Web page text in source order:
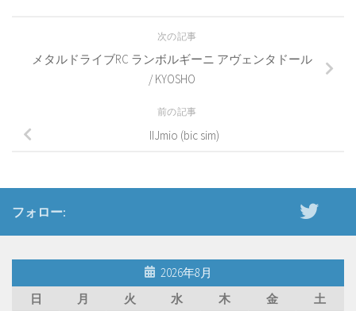
次の記事
メタルドライブRC ランボルギーニ アヴェンタドール
/ KYOSHO
前の記事
IIJmio (bic sim)
フォロー:
2026年8月
日
月 火 水 木 金 土